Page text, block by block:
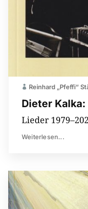
Dieter
Reinhard „Pfeffi“
Lieder
Weiterlesen...